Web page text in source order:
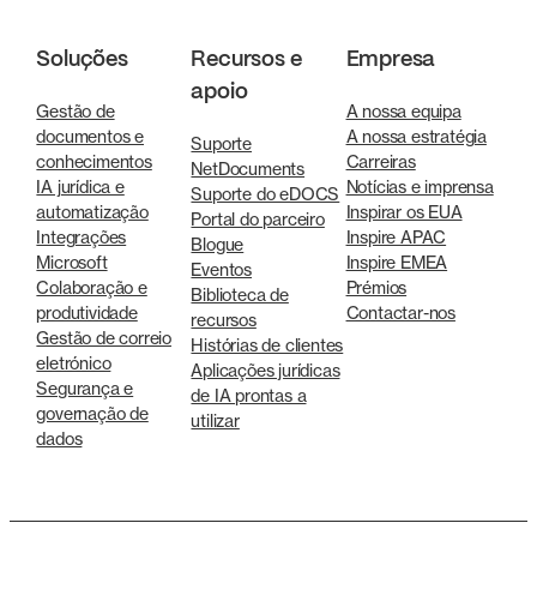
Soluções
Gestão de
documentos e
conhecimentos
IA jurídica e
automatização
Integrações
Microsoft
Colaboração e
produtividade
Gestão de correio
eletrónico
Segurança e
governação de
dados
Recursos e
apoio
Suporte
NetDocuments
Suporte do eDOCS
Portal do parceiro
Blogue
Eventos
Biblioteca de
recursos
Histórias de clientes
Aplicações jurídicas
de IA prontas a
utilizar
Empresa
A nossa equipa
A nossa estratégia
Carreiras
Notícias e imprensa
Inspirar os EUA
Inspire APAC
Inspire EMEA
Prémios
Contactar-nos